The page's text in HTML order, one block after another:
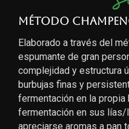
Método
Elaborado a través del
espumante de gran
complejidad y estructura
burbujas finas y
fermentación en la
fermentación en sus lías/
apreciarse aromas a pan